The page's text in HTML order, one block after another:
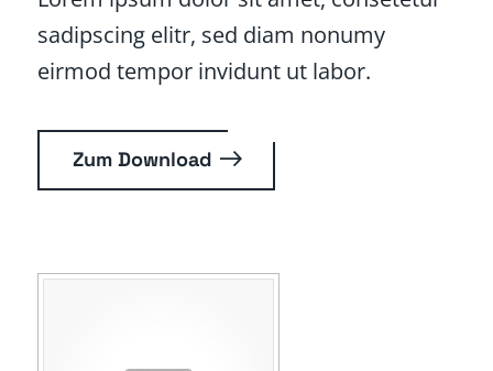
sadipscing elitr, sed diam nonumy
eirmod tempor invidunt ut labor.
Zum Download